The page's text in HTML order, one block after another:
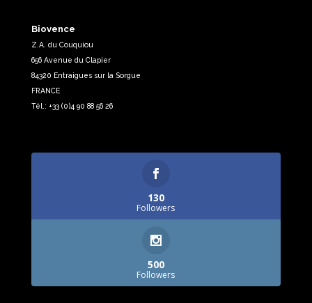
Biovence
Z.A. du Couquiou
656 Avenue du Clapier
84320 Entraigues sur la Sorgue
FRANCE
Tél.: +33 (0)4 90 88 56 26
130
Followers
500
Followers